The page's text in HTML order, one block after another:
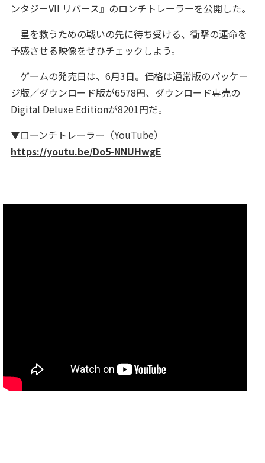
ンタジーVII リバース』のロンチトレーラーを公開した。
星を救うための戦いの先に待ち受ける、衝撃の運命を
予感させる映像をぜひチェックしよう。
ゲームの発売日は、6月3日。価格は通常版のパッケー
ジ版／ダウンロード版が6578円、ダウンロード専売の
Digital Deluxe Editionが8201円だ。
▼ローンチトレーラー（YouTube）
https://youtu.be/Do5-NNUHwgE